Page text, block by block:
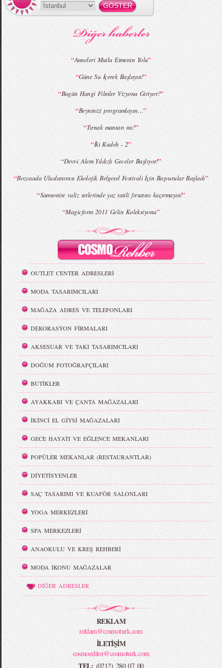
MBFWI - Gülçin Çengel 2015 Yaz
MBFWI - Zeynep Erdoğan 2015 Yaz
MBFWI - Giray Sepin 2015 Yaz Koleksiyonu MBFWI - Burçe Bekrek 2015 Yaz Koleksiyonu
“Anneleri Mutlu Etmenin Yolu”
“Güne Su İçerek Başlayın!”
“Bugün Hangi Filmler Vizyona Giriyor?”
“Beyninizi programlayın…”
“Tırnak mantarı mı?”
“İki Kadeh - 2”
“Devr-i Alem Yıldızlı Geceler Başlıyor!”
“Bozcaada Uluslararası Ekolojik Belgesel Festivali İçin Başvurular Başladı”
“Samsonite valiz setlerinde yaz tatili fırsatını kaçırmayın!”
“Magicform 2011 Gelin Koleksiyonu”
OUTLET CENTER ADRESLERİ
MODA TASARIMCILARI
MAĞAZA ADRES VE TELEFONLARI
DEKORASYON FİRMALARI
AKSESUAR VE TAKI TASARIMCILARI
DOĞUM FOTOĞRAFÇILARI
BUTİKLER
AYAKKABI VE ÇANTA MAĞAZALARI
İKİNCİ EL GİYSİ MAĞAZALARI
GECE HAYATI VE EĞLENCE MEKANLARI
POPÜLER MEKANLAR (RESTAURANTLAR)
DİYETİSYENLER
SAÇ TASARIMI VE KUAFÖR SALONLARI
YOGA MERKEZLERİ
SPA MERKEZLERİ
ANAOKULU VE KREŞ REHBERİ
MODA İKONU MAĞAZALAR
DİĞER ADRESLER
REKLAM
reklam@cosmoturk.com
İLETİŞİM
cosmoeditor@cosmoturk.com
TEL: (0212) 280 07 00